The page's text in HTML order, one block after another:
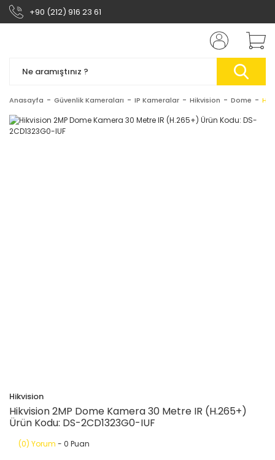
+90 (212) 916 23 61
Anasayfa Güvenlik Kameraları IP Kameralar Hikvision Dome
Hikvision
Hikvision 2MP Dome Kamera 30 Metre IR (H.265+)
Ürün Kodu: DS-2CD1323G0-IUF
(0) Yorum - 0 Puan